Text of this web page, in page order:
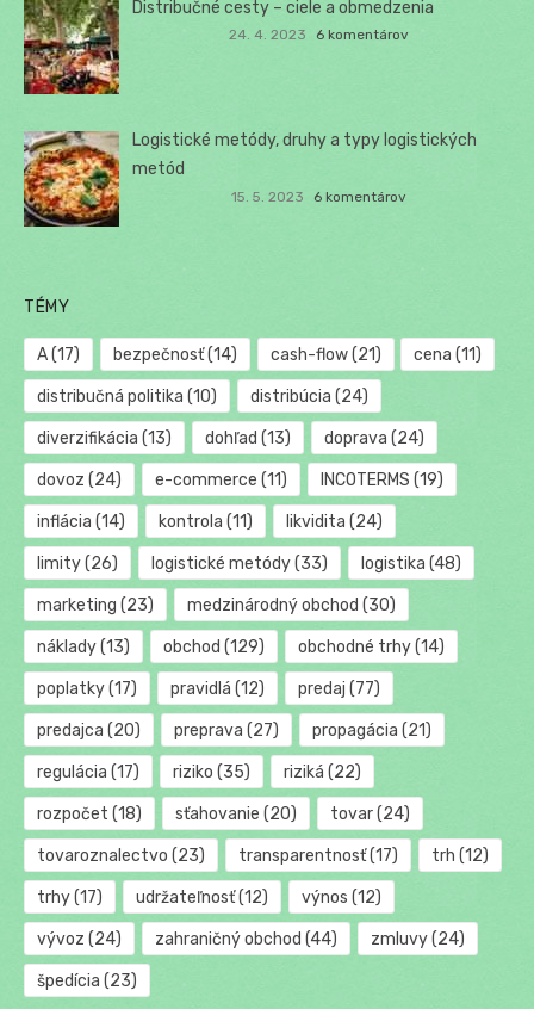
Distribučné cesty – ciele a obmedzenia
24. 4. 2023 6 komentárov
Logistické metódy, druhy a typy logistických
metód
15. 5. 2023 6 komentárov
TÉMY
A(17) bezpečnosť(14) cash-flow(21) cena (11)
distribučná politika (10) distribúcia (24)
diverzifikácia (13) dohľad (13) doprava (24)
dovoz (24) e-commerce (11) INCOTERMS (19)
inflácia (14) kontrola (11) likvidita (24)
limity(26) logistické metódy(33) logistika (48)
marketing (23) medzinárodný obchod (30)
náklady(13) obchod (129) obchodné trhy(14)
poplatky(17) pravidlá (12) predaj (77)
predajca (20) preprava (27) propagácia (21)
regulácia (17) riziko (35) riziká (22)
rozpočet (18) sťahovanie (20) tovar(24)
tovaroznalectvo (23) transparentnosť(17) trh (12)
trhy(17) udržateľnosť(12) výnos (12)
vývoz (24) zahraničný obchod (44) zmluvy(24)
špedícia (23)